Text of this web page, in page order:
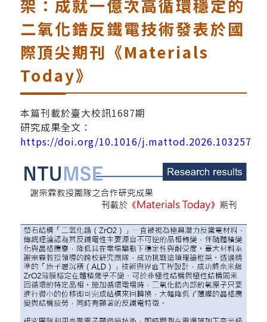
架：成就一億次高循環穩定的
二氧化鋯反鐵電技術發表於國
際頂尖期刊《Materials
Today》
本篇刊載於臺大校訊1687期
研究成果全文：
https://doi.org/10.1016/j.mattod.2026.103257